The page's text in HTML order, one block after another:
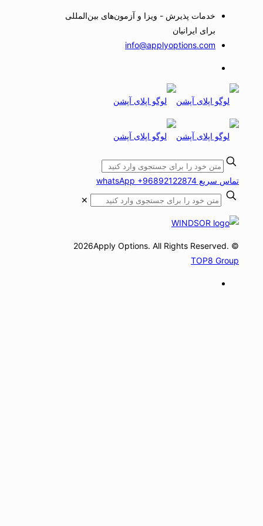
خدمات پذیرش - ویزا و آزمون‌های بین‌المللی
برای ایرانیان
info@applyoptions.com
تماس سریع whatsApp +96892122874
✕
© 2026Apply Options. All Rights Reserved.
TOP8 Group